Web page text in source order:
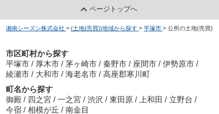
ページトップへ
湘南シーズン株式会社 > (土地(売買))地域から探す > 平塚市 > 公所の土地(売買)
市区町村から探す
平塚市 / 厚木市 / 茅ヶ崎市 / 秦野市 / 座間市 / 伊勢原市 /
綾瀬市 / 大和市 / 海老名市 / 高座郡寒川町
町名から探す
御殿 / 四之宮 / 一之宮 / 渋沢 / 東田原 / 上和田 / 立野台 /
今宿 / 相模が丘 / 南金目